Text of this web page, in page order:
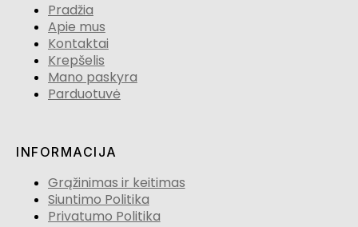
Pradžia
Apie mus
Kontaktai
Krepšelis
Mano paskyra
Parduotuvė
INFORMACIJA
Grąžinimas ir keitimas
Siuntimo Politika
Privatumo Politika